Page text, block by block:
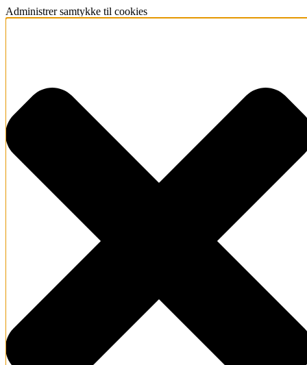
Administrer samtykke til cookies